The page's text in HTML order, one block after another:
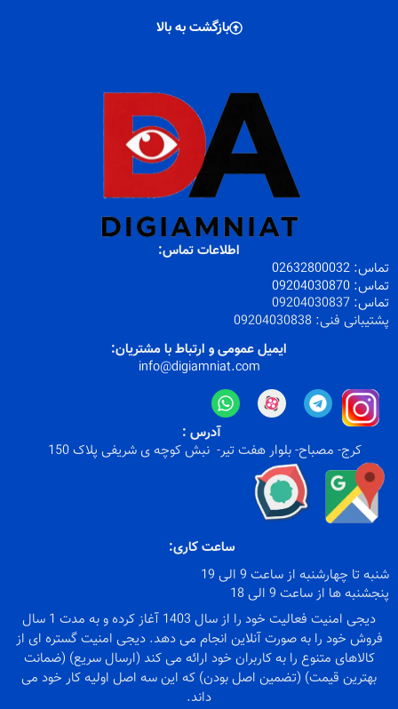
بازگشت به بالا
اطلاعات تماس:
تماس:
02632800032
تماس: 09204030870
تماس: 09204030837
پشتیبانی فنی: 09204030838
ایمیل عمومی و ارتباط با مشتریان:
info@digiamniat.com
آدرس :
کرج- مصباح- بلوار هفت تیر- نبش کوچه ی شریفی پلاک 150
ساعت کاری:
شنبه تا چهارشنبه از ساعت 9 الی 19
پنجشنبه ها از ساعت 9 الی 18
دیجی امنیت فعالیت خود را از سال 1403 آغاز کرده و به مدت 1 سال
فروش خود را به صورت آنلاین انجام می دهد. دیجی امنیت گستره ای از
کالاهای متنوع را به کاربران خود ارائه می کند (ارسال سریع) (ضمانت
بهترین قیمت) (تضمین اصل بودن) که این سه اصل اولیه کار خود می
داند.